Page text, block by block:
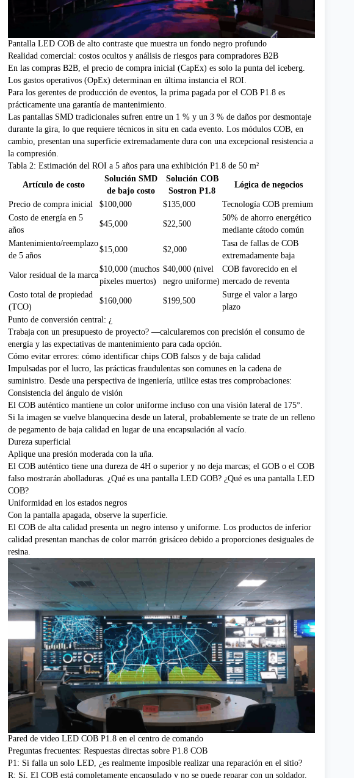
Pantalla LED COB de alto contraste que muestra un fondo negro profundo
Realidad comercial: costos ocultos y análisis de riesgos para compradores B2B
En las compras B2B, el precio de compra inicial (CapEx) es solo la punta del iceberg.
Los gastos operativos (OpEx) determinan en última instancia el ROI.
Para los gerentes de producción de eventos, la prima pagada por el COB P1.8 es
prácticamente una garantía de mantenimiento.
Las pantallas SMD tradicionales sufren entre un 1 % y un 3 % de daños por desmontaje
durante la gira, lo que requiere técnicos in situ en cada evento. Los módulos COB, en
cambio, presentan una superficie extremadamente dura con una excepcional resistencia a
la compresión.
Tabla 2: Estimación del ROI a 5 años para una exhibición P1.8 de 50 m²
Artículo de costo
Solución SMD
de bajo costo
Solución COB
Sostron P1.8
Lógica de negocios
Precio de compra inicial $100,000 $135,000
Tecnología COB premium
Costo de energía en 5
años
$45,000 $22,500
50% de ahorro energético
mediante cátodo común
Mantenimiento/reemplazo
de 5 años
$15,000 $2,000
Tasa de fallas de COB
extremadamente baja
Valor residual de la marca
$10,000 (muchos
píxeles muertos)
$40,000 (nivel
negro uniforme)
COB favorecido en el
mercado de reventa
Costo total de propiedad
(TCO)
$160,000 $199,500
Surge el valor a largo
plazo
Punto de conversión central: ¿
Trabaja con un presupuesto de proyecto? —calcularemos con precisión el consumo de
energía y las expectativas de mantenimiento para cada opción.
Cómo evitar errores: cómo identificar chips COB falsos y de baja calidad
Impulsadas por el lucro, las prácticas fraudulentas son comunes en la cadena de
suministro. Desde una perspectiva de ingeniería, utilice estas tres comprobaciones:
Consistencia del ángulo de visión
El COB auténtico mantiene un color uniforme incluso con una visión lateral de 175°.
Si la imagen se vuelve blanquecina desde un lateral, probablemente se trate de un relleno
de pegamento de baja calidad en lugar de una encapsulación al vacío.
Dureza superficial
Aplique una presión moderada con la uña.
El COB auténtico tiene una dureza de 4H o superior y no deja marcas; el GOB o el COB
falso mostrarán abolladuras. ¿Qué es una pantalla LED GOB? ¿Qué es una pantalla LED
COB?
Uniformidad en los estados negros
Con la pantalla apagada, observe la superficie.
El COB de alta calidad presenta un negro intenso y uniforme. Los productos de inferior
calidad presentan manchas de color marrón grisáceo debido a proporciones desiguales de
resina.
Pared de video LED COB P1.8 en el centro de comando
Preguntas frecuentes: Respuestas directas sobre P1.8 COB
P1: Si falla un solo LED, ¿es realmente imposible realizar una reparación en el sitio?
R: Sí. El COB está completamente encapsulado y no se puede reparar con un soldador.